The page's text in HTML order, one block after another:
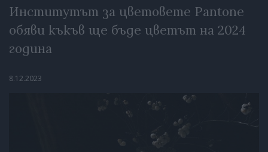
Институтът за цветовете Pantone
обяви къкъв ще бъде цветът на 2024
година
8.12.2023